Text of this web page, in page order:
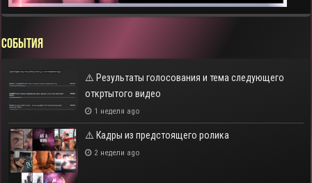
СОБЫТИЯ
⚠️ Результаты голосования и тема следующего
откртытого видео
1 неделя ago
⚠️ Кадры из предстоящего ролика
2 недели ago